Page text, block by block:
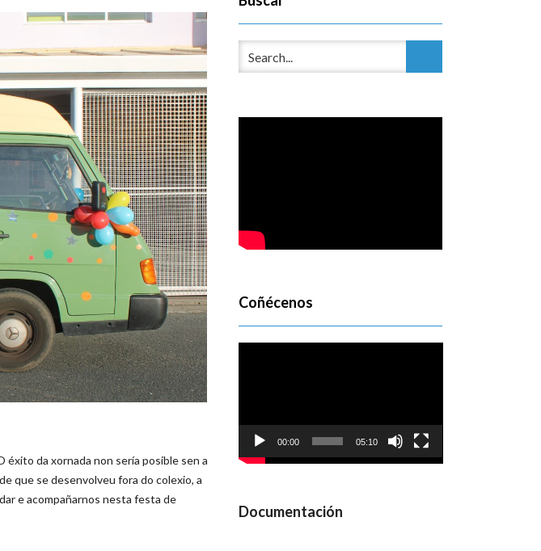
da xornada non sería posible sen a
que se desenvolveu fora do colexio, a
e acompañarnos nesta festa de
Coñécenos
00:00 05:10
Documentación